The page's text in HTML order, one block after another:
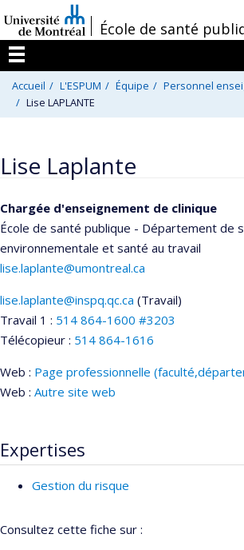
au
contenu
/École de santé
Menu
Accueil L'ESPUM Équipe
Personnel
Lise LAPLANTE
Lise Laplante
Chargée d'enseignement de clinique
École de santé publique - Département de
environnementale et santé au travail
lise.laplante@umontreal.ca
Courriels
lise.laplante@inspq.qc.ca (Travail)
Travail 1 : 514 864-1600 #3203
Télécopieur : 514 864-1616
Web : Page professionnelle
Web : Autre site web
Expertises
Gestion du risque
Consultez cette fiche sur :